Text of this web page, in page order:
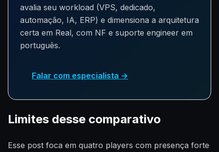
avalia seu workload (VPS, dedicado,
automação, IA, ERP) e dimensiona a arquitetura
certa em Real, com NF e suporte engineer em
português.
Falar com especialista →
Limites desse comparativo
Esse post foca em quatro players com presença forte